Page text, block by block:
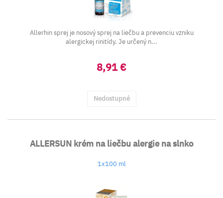
Allerhin sprej je nosový sprej na liečbu a prevenciu vzniku
alergickej rinitídy. Je určený n...
8,91 €
Nedostupné
ALLERSUN krém na liečbu alergie na slnko
1x100 ml